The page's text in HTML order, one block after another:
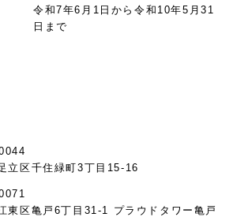
令和7年6月1日から令和10年5月31
日まで
立区千住緑町3丁目15-16
東区亀戸6丁目31-1 プラウドタワー亀戸